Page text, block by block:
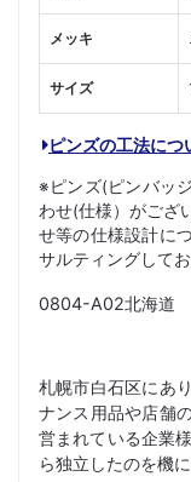
メッキ
サイズ
ピンズの工法につ
※ピンズ(ピンバッ
わせ(仕様）がござ
せ等の仕様設計に
サルティングしてお
0804-A02北海道
札幌市白石区にあ
ナンス用品や店舗
営まれている企業
ら独立したのを機